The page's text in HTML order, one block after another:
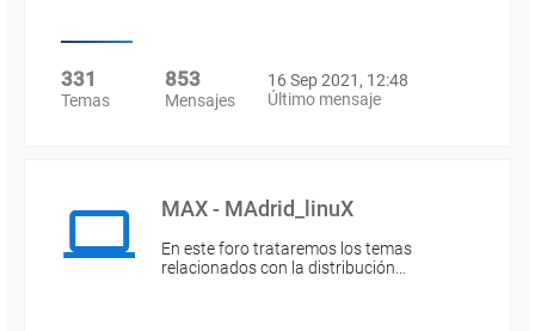
331
Temas
853
Mensajes
16 Sep 2021, 12:48
Último mensaje
MAX - MAdrid_linuX
En este foro trataremos los temas
relacionados con la distribución…